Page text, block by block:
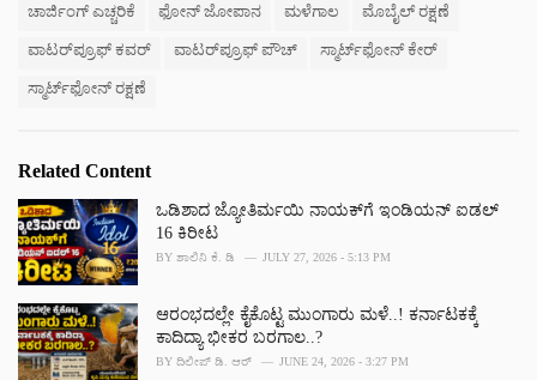
ಚಾರ್ಜಿಂಗ್ ಎಚ್ಚರಿಕೆ ಫೋನ್ ಜೋಪಾನ ಮಳೆಗಾಲ ಮೊಬೈಲ್ ರಕ್ಷಣೆ
ವಾಟರ್‌ಪ್ರೂಫ್ ಕವರ್ ವಾಟರ್‌ಪ್ರೂಫ್ ಪೌಚ್ ಸ್ಮಾರ್ಟ್‌ಫೋನ್ ಕೇರ್
ಸ್ಮಾರ್ಟ್‌ಫೋನ್ ರಕ್ಷಣೆ
Related Content
ಒಡಿಶಾದ ಜ್ಯೋತಿರ್ಮಯಿ ನಾಯಕ್‌ಗೆ ಇಂಡಿಯನ್ ಐಡಲ್
16 ಕಿರೀಟ
BY ಶಾಲಿನಿ ಕೆ. ಡಿ JULY 27, 2026 - 5:13 PM
ಆರಂಭದಲ್ಲೇ ಕೈಕೊಟ್ಟ ಮುಂಗಾರು ಮಳೆ..! ಕರ್ನಾಟಕಕ್ಕೆ
ಕಾದಿದ್ಯಾ ಭೀಕರ ಬರಗಾಲ..?
BY ದಿಲೀಪ್ ಡಿ. ಆರ್ JUNE 24, 2026 - 3:27 PM